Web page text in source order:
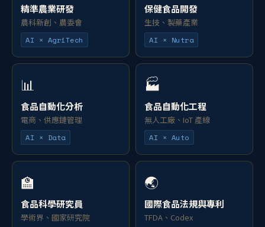
精準農業研發
農科新創、農委會
AI × AgriTech
保健食品開發
生技、製藥產業
AI × Nutra
📊
食品自動化分析
電商、供應鏈管理
AI × Data
🏭
食品自動化工程
無人工廠、IoT 產線
AI × Auto
🏫
食品科學研究員
學術界、國家研究院
🌏
國際食品法規與專利
TFDA、Codex